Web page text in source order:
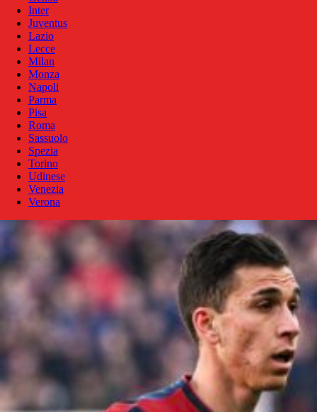
Inter
Juventus
Lazio
Lecce
Milan
Monza
Napoli
Parma
Pisa
Roma
Sassuolo
Spezia
Torino
Udinese
Venezia
Verona